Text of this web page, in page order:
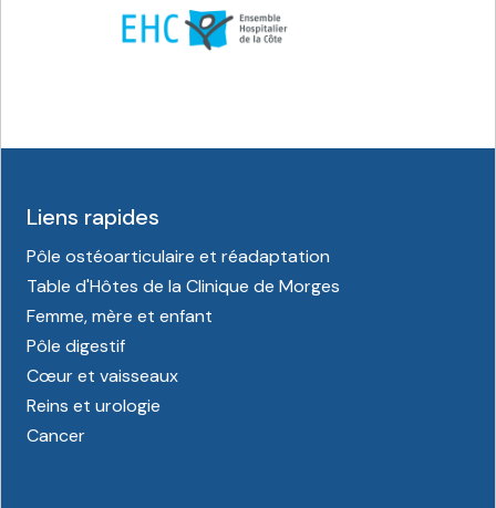
Liens rapides
Pôle ostéoarticulaire et réadaptation
Table d'Hôtes de la Clinique de Morges
Femme, mère et enfant
Pôle digestif
Cœur et vaisseaux
Reins et urologie
Cancer